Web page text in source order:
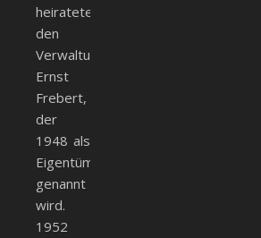
heiratete
den
Verwaltungsangestellten
Ernst
Frebert,
der
1948 als
Eigentümer
genannt
wird.
1952